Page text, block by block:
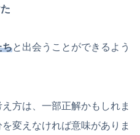
ちと出会うことができるよう
方は、一部正解かもしれま
変えなければ意味がありま